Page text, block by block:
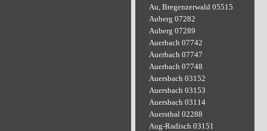
Au, Bregenzerwald 05515
Auberg 07282
Auberg 07289
Auerbach 07742
Auerbach 07747
Auerbach 07748
Auersbach 03152
Auersbach 03153
Auersbach 03114
Auersthal 02288
Aug-Radisch 03151